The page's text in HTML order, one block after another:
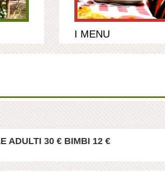
I MENU
ADULTI 30 € BIMBI 12 €